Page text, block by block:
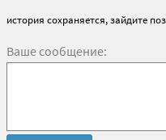
история сохраняется, зайдите
Ваше сообщение: